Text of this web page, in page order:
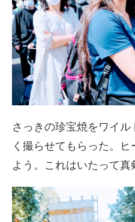
さっきの珍宝焼をワイ
く撮らせてもらった。
よう。これはいたって真